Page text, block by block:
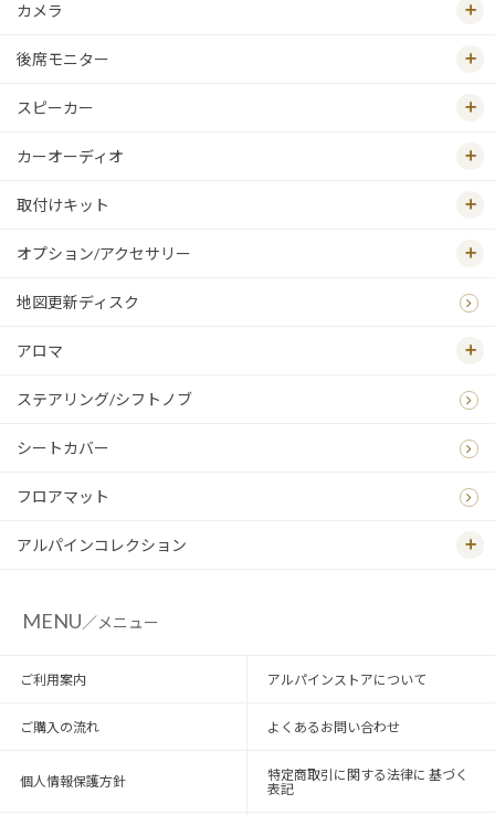
カメラ
後席モニター
スピーカー
カーオーディオ
取付けキット
オプション/アクセサリー
地図更新ディスク
アロマ
ステアリング/シフトノブ
シートカバー
フロアマット
アルパインコレクション
MENU／メニュー
ご利用案内 アルパインストアについて
ご購入の流れ よくあるお問い合わせ
個人情報保護方針
特定商取引に関する法律に 基づく
表記